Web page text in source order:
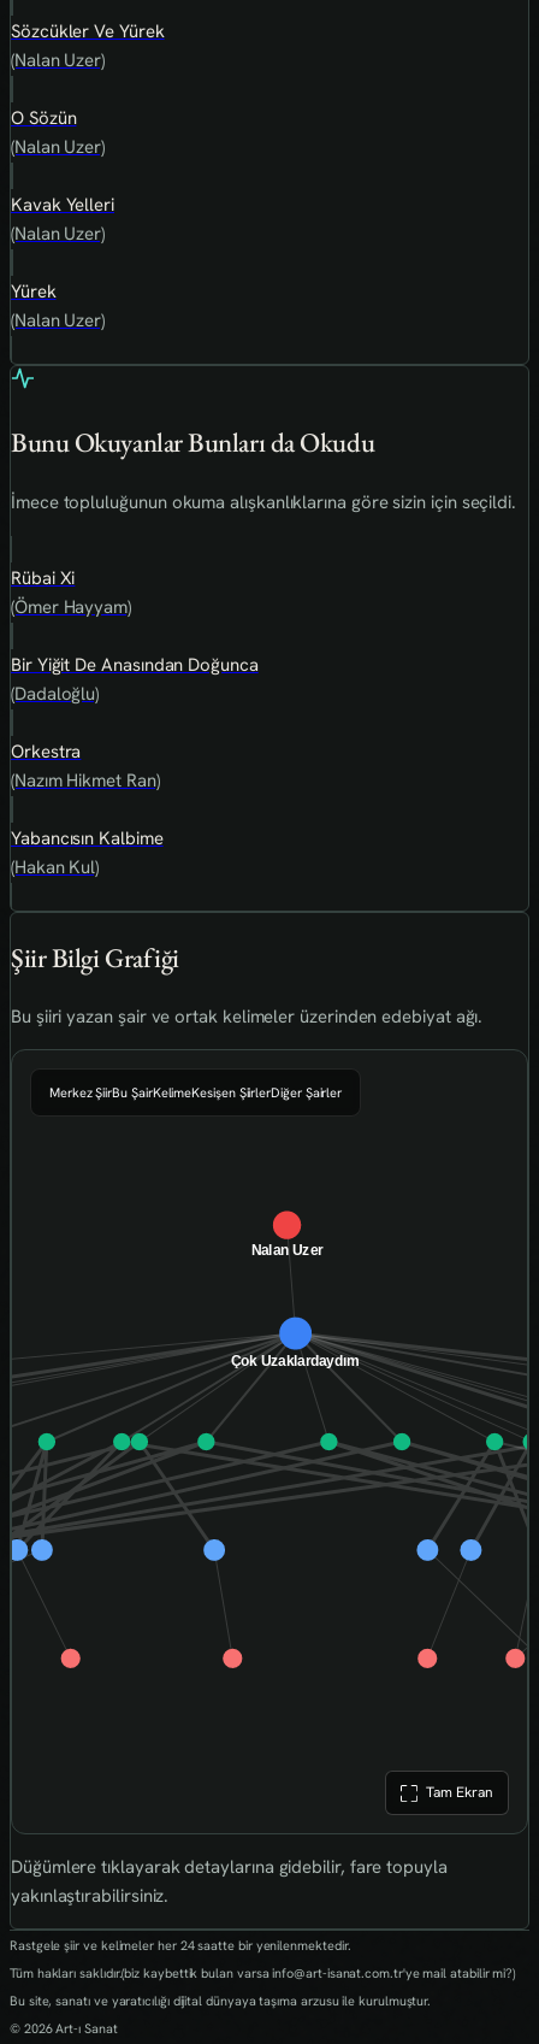
Sözcükler Ve Yürek
(Nalan Uzer)
O Sözün
(Nalan Uzer)
Kavak Yelleri
(Nalan Uzer)
Yürek
(Nalan Uzer)
Bunu Okuyanlar Bunları da Okudu
İmece topluluğunun okuma alışkanlıklarına göre sizin için seçildi.
Rübai Xi
(Ömer Hayyam)
Bir Yiğit De Anasından Doğunca
(Dadaloğlu)
Orkestra
(Nazım Hikmet Ran)
Yabancısın Kalbime
(Hakan Kul)
Şiir Bilgi Grafiği
Bu şiiri yazan şair ve ortak kelimeler üzerinden edebiyat ağı.
Tam Ekran
Merkez ŞiirBu ŞairKelimeKesişen ŞiirlerDiğer Şairler
Düğümlere tıklayarak detaylarına gidebilir, fare topuyla
yakınlaştırabilirsiniz.
Rastgele şiir ve kelimeler her 24 saatte bir yenilenmektedir.
Tüm hakları saklıdır.(biz kaybettik bulan varsa info@art-isanat.com.tr'ye mail atabilir mi?)
Bu site, sanatı ve yaratıcılığı dijital dünyaya taşıma arzusu ile kurulmuştur.
© 2026 Art-ı Sanat